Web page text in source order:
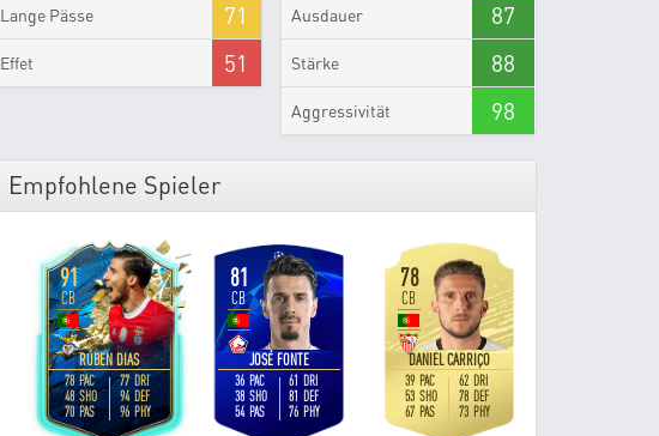
Lange Pässe 71
Effet 51
Ausdauer 87
Stärke 88
Aggressivität 98
Empfohlene Spieler